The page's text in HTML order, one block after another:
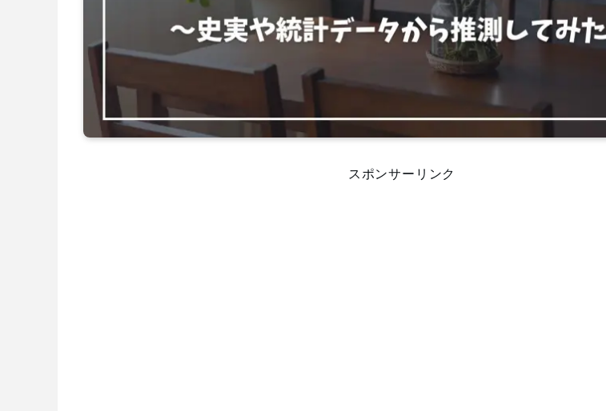
スポンサーリンク